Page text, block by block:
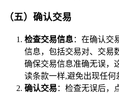
（五）确认交易
检查交易信息：在确认交
信息，包括交易对、交易
确保交易信息准确无误，
读条款一样,避免出现任何
确认交易 ：检查无误后，